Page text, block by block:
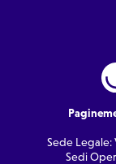
Sede Legale:
Sedi